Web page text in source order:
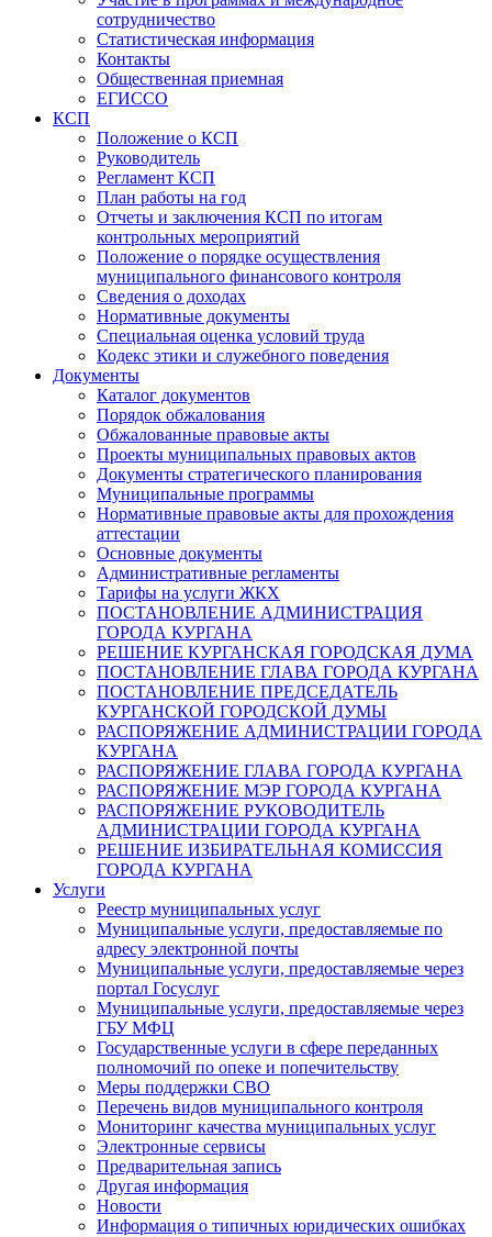
сотрудничество
Статистическая информация
Контакты
Общественная приемная
ЕГИССО
КСП
Положение о КСП
Руководитель
Регламент КСП
План работы на год
Отчеты и заключения КСП по итогам
контрольных мероприятий
Положение о порядке осуществления
муниципального финансового контроля
Сведения о доходах
Нормативные документы
Специальная оценка условий труда
Кодекс этики и служебного поведения
Документы
Каталог документов
Порядок обжалования
Обжалованные правовые акты
Проекты муниципальных правовых актов
Документы стратегического планирования
Муниципальные программы
Нормативные правовые акты для прохождения
аттестации
Основные документы
Административные регламенты
Тарифы на услуги ЖКХ
ПОСТАНОВЛЕНИЕ АДМИНИСТРАЦИЯ
ГОРОДА КУРГАНА
РЕШЕНИЕ КУРГАНСКАЯ ГОРОДСКАЯ ДУМА
ПОСТАНОВЛЕНИЕ ГЛАВА ГОРОДА КУРГАНА
ПОСТАНОВЛЕНИЕ ПРЕДСЕДАТЕЛЬ
КУРГАНСКОЙ ГОРОДСКОЙ ДУМЫ
РАСПОРЯЖЕНИЕ АДМИНИСТРАЦИИ ГОРОДА
КУРГАНА
РАСПОРЯЖЕНИЕ ГЛАВА ГОРОДА КУРГАНА
РАСПОРЯЖЕНИЕ МЭР ГОРОДА КУРГАНА
РАСПОРЯЖЕНИЕ РУКОВОДИТЕЛЬ
АДМИНИСТРАЦИИ ГОРОДА КУРГАНА
РЕШЕНИЕ ИЗБИРАТЕЛЬНАЯ КОМИССИЯ
ГОРОДА КУРГАНА
Услуги
Реестр муниципальных услуг
Муниципальные услуги, предоставляемые по
адресу электронной почты
Муниципальные услуги, предоставляемые через
портал Госуслуг
Муниципальные услуги, предоставляемые через
ГБУ МФЦ
Государственные услуги в сфере переданных
полномочий по опеке и попечительству
Меры поддержки СВО
Перечень видов муниципального контроля
Мониторинг качества муниципальных услуг
Электронные сервисы
Предварительная запись
Другая информация
Новости
Информация о типичных юридических ошибках